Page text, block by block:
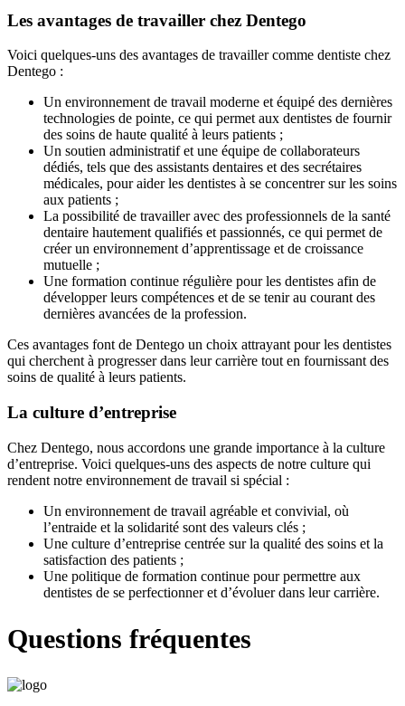
Les avantages de travailler chez Dentego
Voici quelques-uns des avantages de travailler comme dentiste chez
Dentego :
Un environnement de travail moderne et équipé des dernières
technologies de pointe, ce qui permet aux dentistes de fournir
des soins de haute qualité à leurs patients ;
Un soutien administratif et une équipe de collaborateurs
dédiés, tels que des assistants dentaires et des secrétaires
médicales, pour aider les dentistes à se concentrer sur les soins
aux patients ;
La possibilité de travailler avec des professionnels de la santé
dentaire hautement qualifiés et passionnés, ce qui permet de
créer un environnement d’apprentissage et de croissance
mutuelle ;
Une formation continue régulière pour les dentistes afin de
développer leurs compétences et de se tenir au courant des
dernières avancées de la profession.
Ces avantages font de Dentego un choix attrayant pour les dentistes
qui cherchent à progresser dans leur carrière tout en fournissant des
soins de qualité à leurs patients.
La culture d’entreprise
Chez Dentego, nous accordons une grande importance à la culture
d’entreprise. Voici quelques-uns des aspects de notre culture qui
rendent notre environnement de travail si spécial :
Un environnement de travail agréable et convivial, où
l’entraide et la solidarité sont des valeurs clés ;
Une culture d’entreprise centrée sur la qualité des soins et la
satisfaction des patients ;
Une politique de formation continue pour permettre aux
dentistes de se perfectionner et d’évoluer dans leur carrière.
Questions fréquentes